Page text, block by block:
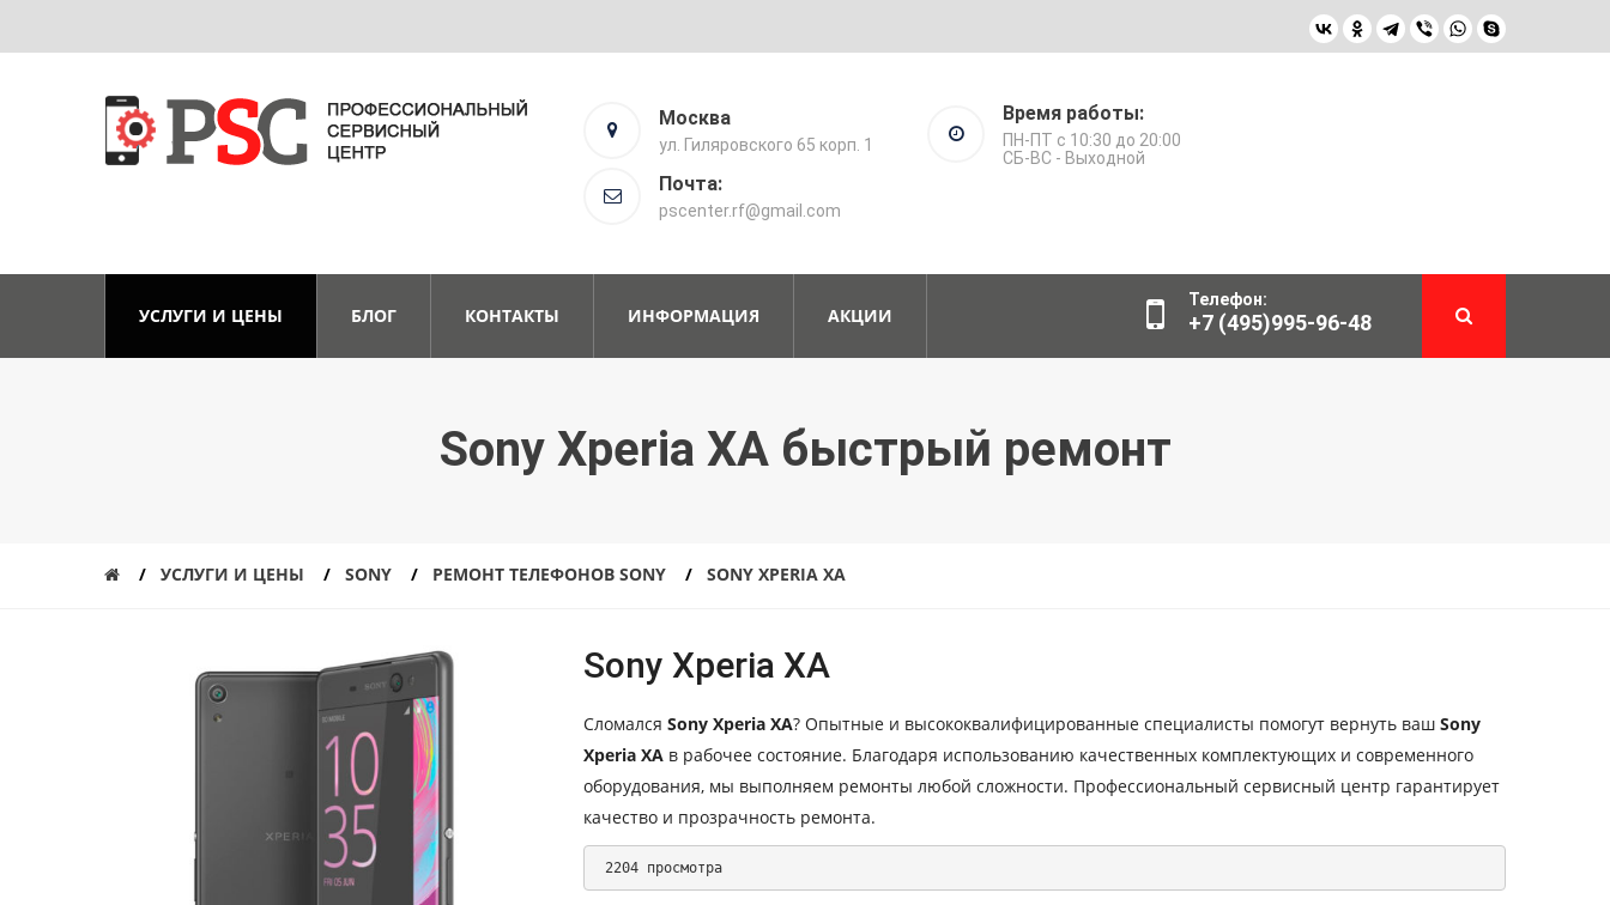
Москва
ул. Гиляровского 65 корп. 1
Время работы:
ПН-ПТ с 10:30 до 20:00
СБ-ВС - Выходной
Почта:
pscenter.rf@gmail.com
УСЛУГИ И ЦЕНЫ БЛОГ КОНТАКТЫ ИНФОРМАЦИЯ АКЦИИ
Телефон:
+7 (495)995-96-48
Sony Xperia XA быстрый ремонт
УСЛУГИ И ЦЕНЫ SONY РЕМОНТ ТЕЛЕФОНОВ SONY SONY XPERIA XA
Sony Xperia XA
Сломался Sony Xperia XA? Опытные и высококвалифицированные специалисты помогут вернуть ваш Sony
Xperia XA в рабочее состояние. Благодаря использованию качественных комплектующих и современного
оборудования, мы выполняем ремонты любой сложности. Профессиональный сервисный центр гарантирует
качество и прозрачность ремонта.
2204 просмотра